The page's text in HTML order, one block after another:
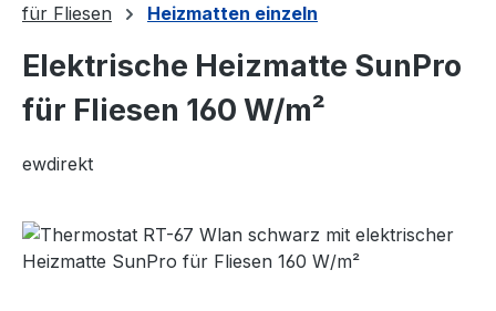
für Fliesen
Heizmatten einzeln
Elektrische Heizmatte SunPro
für Fliesen 160 W/m²
ewdirekt
Bildergalerie überspringen